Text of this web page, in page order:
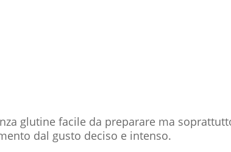
glutine facile da preparare ma
dal gusto deciso e intenso.